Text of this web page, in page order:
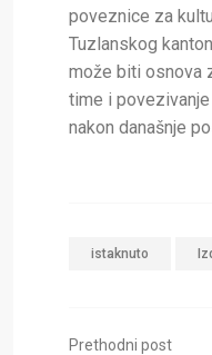
poveznice za
Tuzlanskog
može biti osnova
time i povezivanje
nakon današnje
istaknuto
Prethodni post